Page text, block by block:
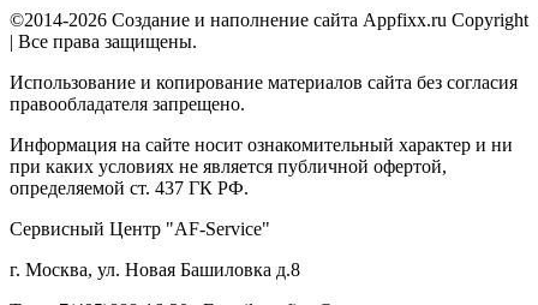
©2014-2026 Создание и наполнение сайта Appfixx.ru Copyright
| Все права защищены.
Использование и копирование материалов сайта без согласия
правообладателя запрещено.
Информация на сайте носит ознакомительный характер и ни
при каких условиях не является публичной офертой,
определяемой ст. 437 ГК РФ.
Сервисный Центр "AF-Service"
г. Москва, ул. Новая Башиловка д.8